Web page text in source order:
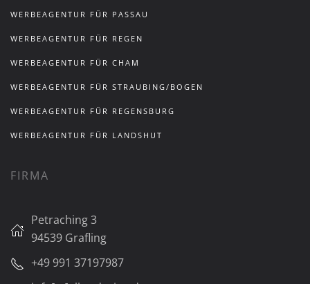
WERBEAGENTUR FÜR PASSAU
WERBEAGENTUR FÜR REGEN
WERBEAGENTUR FÜR CHAM
WERBEAGENTUR FÜR STRAUBING/BOGEN
WERBEAGENTUR FÜR REGENSBURG
WERBEAGENTUR FÜR LANDSHUT
FIRMA
Petraching 3
94539 Grafling
+49 991 37197987